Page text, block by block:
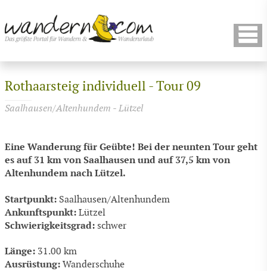
Rothaarsteig individuell - Tour 09
Saalhausen/Altenhundem - Lützel
Eine Wanderung für Geübte! Bei der neunten Tour geht
es auf 31 km von Saalhausen und auf 37,5 km von
Altenhundem nach Lützel.
Startpunkt: Saalhausen/Altenhundem
Ankunftspunkt: Lützel
Schwierigkeitsgrad: schwer
Länge: 31.00 km
Ausrüstung: Wanderschuhe